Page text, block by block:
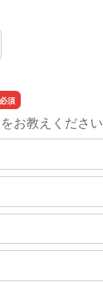
お教えください